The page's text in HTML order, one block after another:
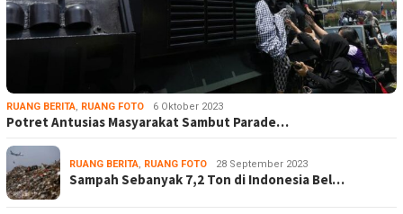
RUANG BERITA, RUANG FOTO 6 Oktober 2023
Potret Antusias Masyarakat Sambut Parade…
RUANG BERITA, RUANG FOTO 28 September 2023
Sampah Sebanyak 7,2 Ton di Indonesia Bel…